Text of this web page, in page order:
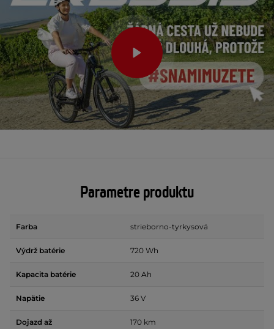
Parametre produktu
Farba strieborno-tyrkysová
Výdrž batérie 720 Wh
Kapacita batérie 20 Ah
Napätie 36 V
Dojazd až 170 km